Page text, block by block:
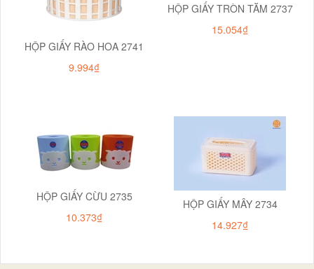
HỘP GIẤY RÀO HOA 2741
9.994₫
HỘP GIẤY TRÒN TĂM 2737
15.054₫
HỘP GIẤY CỪU 2735
10.373₫
HỘP GIẤY MÂY 2734
14.927₫